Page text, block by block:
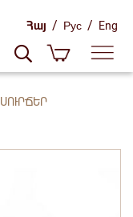
Հայ / Рус / Eng